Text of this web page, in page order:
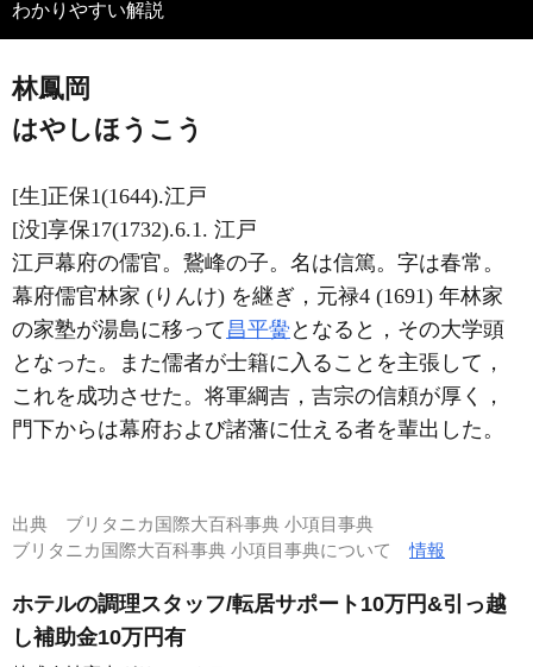
わかりやすい解説
林鳳岡
はやしほうこう
[生]正保1(1644).江戸
[没]享保17(1732).6.1. 江戸
江戸幕府の儒官。鵞峰の子。名は信篤。字は春常。
幕府儒官林家 (りんけ) を継ぎ，元禄4 (1691) 年林家
の家塾が湯島に移って 昌平黌 となると，その大学頭
となった。また儒者が士籍に入ることを主張して，
これを成功させた。将軍綱吉，吉宗の信頼が厚く，
門下からは幕府および諸藩に仕える者を輩出した。
出典 ブリタニカ国際大百科事典 小項目事典
ブリタニカ国際大百科事典 小項目事典について情報
ホテルの調理スタッフ/転居サポート10万円&引っ越
し補助金10万円有